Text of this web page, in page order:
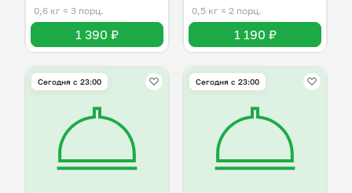
0,6 кг ≈ 3 порц.
1 390 ₽
0,5 кг ≈ 2 порц.
1 190 ₽
Сегодня с 23:00 Сегодня с 23:00